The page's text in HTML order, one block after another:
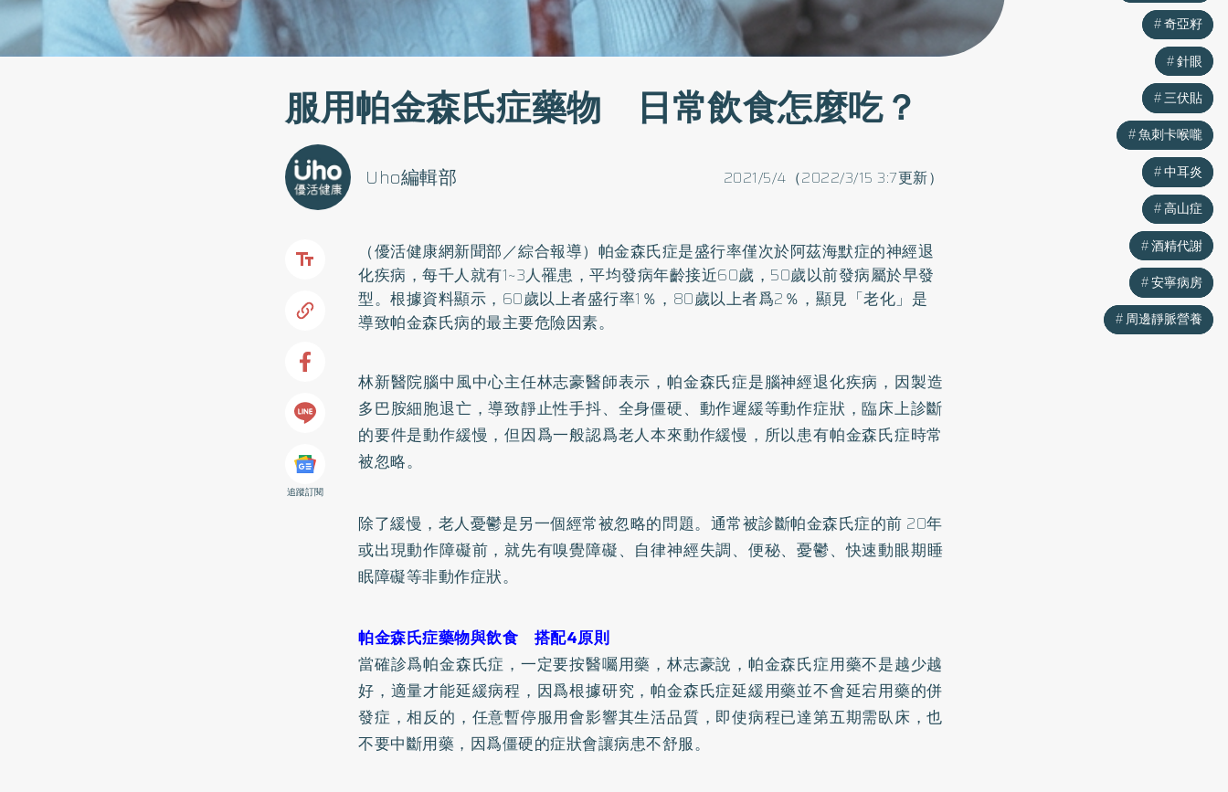
服用帕金森氏症藥物 日常飲食怎麼吃？
2021/5/4（2022/3/15 3:7更新）
Uho編輯部
追蹤訂閱
（優活健康網新聞部／綜合報導）帕金森氏症是盛行率僅次於阿茲海默症的神經退
化疾病，每千人就有1~3人罹患，平均發病年齡接近60歲，50歲以前發病屬於早發
型。根據資料顯示，60歲以上者盛行率1％，80歲以上者爲2％，顯見「老化」是
導致帕金森氏病的最主要危險因素。
林新醫院腦中風中心主任林志豪醫師表示，帕金森氏症是腦神經退化疾病，因製造
多巴胺細胞退亡，導致靜止性手抖、全身僵硬、動作遲緩等動作症狀，臨床上診斷
的要件是動作緩慢，但因爲一般認爲老人本來動作緩慢，所以患有帕金森氏症時常
被忽略。
除了緩慢，老人憂鬱是另一個經常被忽略的問題。通常被診斷帕金森氏症的前 20年
或出現動作障礙前，就先有嗅覺障礙、 自律神經失調、便秘、憂鬱、快速動眼期睡
眠障礙等非動作症狀。
帕金森氏症藥物與飲食 搭配4原則
當確診爲帕金森氏症，一定要按醫囑用藥，林志豪說，帕金森氏症用藥不是越少越
好，適量才能延緩病程，因爲根據研究，帕金森氏症延緩用藥並不會延宕用藥的併
發症，相反的，任意暫停服用會影響其生活品質，即使病程已達第五期需臥床，也
不要中斷用藥，因爲僵硬的症狀會讓病患不舒服。
奇亞籽
針眼
三伏貼
魚刺卡喉嚨
中耳炎
高山症
酒精代謝
安寧病房
周邊靜脈營養
奇亞籽
針眼
三伏貼
魚刺卡喉嚨
中耳炎
高山症
酒精代謝
安寧病房
周邊靜脈營養